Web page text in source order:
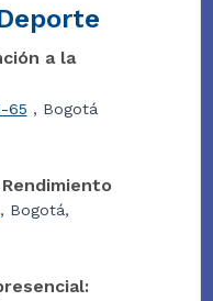
a la
65 , Bogotá
, Bogotá,